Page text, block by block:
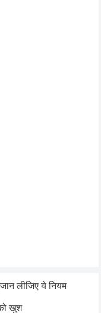
लीजिए ये नियम
खुश